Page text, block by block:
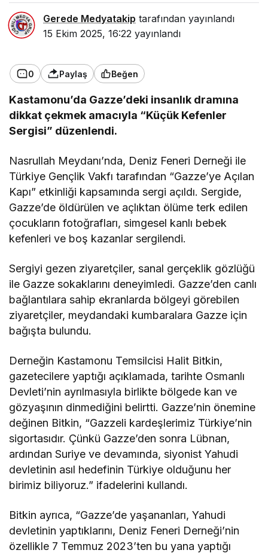
Gerede Medyatakip tarafından yayınlandı
15 Ekim 2025, 16:22 yayınlandı
0 Paylaş Beğen
Kastamonu’da Gazze’deki insanlık dramına
dikkat çekmek amacıyla “Küçük Kefenler
Sergisi” düzenlendi.
Nasrullah Meydanı’nda, Deniz Feneri Derneği ile
Türkiye Gençlik Vakfı tarafından “Gazze’ye Açılan
Kapı” etkinliği kapsamında sergi açıldı. Sergide,
Gazze’de öldürülen ve açlıktan ölüme terk edilen
çocukların fotoğrafları, simgesel kanlı bebek
kefenleri ve boş kazanlar sergilendi.
Sergiyi gezen ziyaretçiler, sanal gerçeklik gözlüğü
ile Gazze sokaklarını deneyimledi. Gazze’den canlı
bağlantılara sahip ekranlarda bölgeyi görebilen
ziyaretçiler, meydandaki kumbaralara Gazze için
bağışta bulundu.
Derneğin Kastamonu Temsilcisi Halit Bitkin,
gazetecilere yaptığı açıklamada, tarihte Osmanlı
Devleti’nin ayrılmasıyla birlikte bölgede kan ve
gözyaşının dinmediğini belirtti. Gazze’nin önemine
değinen Bitkin, “Gazzeli kardeşlerimiz Türkiye’nin
sigortasıdır. Çünkü Gazze’den sonra Lübnan,
ardından Suriye ve devamında, siyonist Yahudi
devletinin asıl hedefinin Türkiye olduğunu her
birimiz biliyoruz.” ifadelerini kullandı.
Bitkin ayrıca, “Gazze’de yaşananları, Yahudi
devletinin yaptıklarını, Deniz Feneri Derneği’nin
özellikle 7 Temmuz 2023’ten bu yana yaptığı